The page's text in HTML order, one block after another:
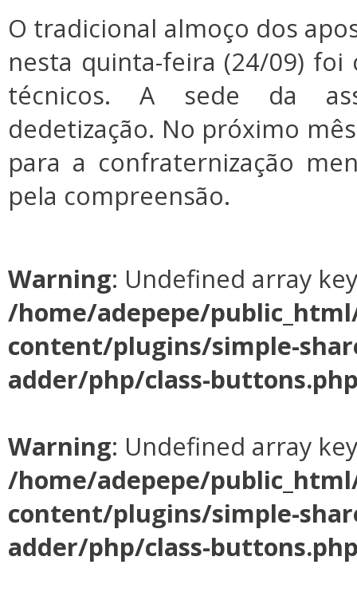
O tradicional almoço dos
nesta quinta-feira (24/09)
técnicos. A sede da
dedetização. No próximo
para a confraternização
pela compreensão.
Warning: Undefined array
/home/adepepe/
content/plugins/simple-
adder/php/class-
Warning: Undefined array
/home/adepepe/
content/plugins/simple-
adder/php/class-